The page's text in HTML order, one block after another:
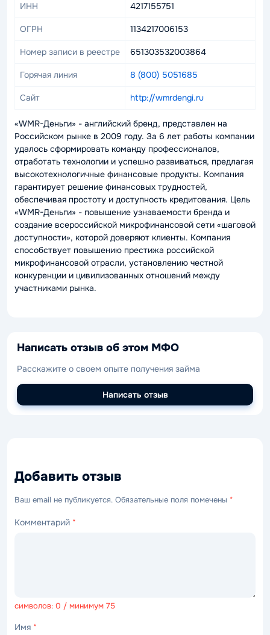
ИНН 4217155751
ОГРН 1134217006153
Номер записи в реестре 651303532003864
Горячая линия 8 (800) 5051685
Сайт http://wmrdengi.ru
«WMR-Деньги» - английский бренд, представлен на
Российском рынке в 2009 году. За 6 лет работы компании
удалось сформировать команду профессионалов,
отработать технологии и успешно развиваться, предлагая
высокотехнологичные финансовые продукты. Компания
гарантирует решение финансовых трудностей,
обеспечивая простоту и доступность кредитования. Цель
«WMR-Деньги» - повышение узнаваемости бренда и
создание всероссийской микрофинансовой сети «шаговой
доступности», которой доверяют клиенты. Компания
способствует повышению престижа российской
микрофинансовой отрасли, установлению честной
конкуренции и цивилизованных отношений между
участниками рынка.
Написать отзыв об этом МФО
Расскажите о своем опыте получения займа
Написать отзыв
Добавить отзыв
Ваш email не публикуется. Обязательные поля помечены *
Комментарий *
символов: 0 / минимум 75
Имя *